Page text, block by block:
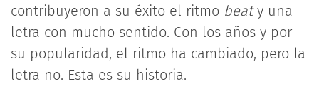
contribuyeron a su éxito el ritmo beaty una
letra con mucho sentido. Con los años y por
su popularidad, el ritmo ha cambiado, pero la
letra no. Esta es su historia.